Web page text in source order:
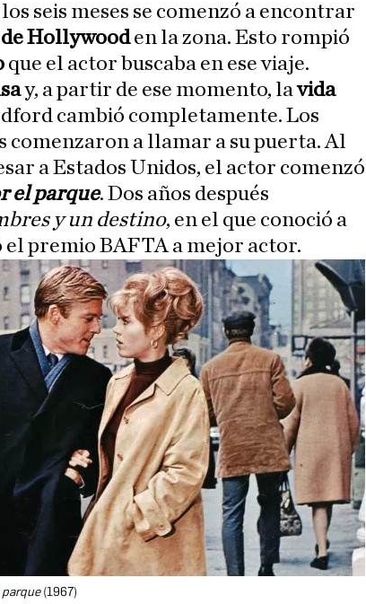
seis meses se comenzó a encontrar
Hollywooden la zona. Esto rompió
que el actor buscaba en ese viaje.
y, a partir de ese momento, lavida
cambió completamente. Los
s comenzaron a llamar a su puerta. Al
a Estados Unidos, el actor comenzó
el parque. Dos años después
y un destino, en el que conoció a
el premio BAFTA a mejor actor.
parque(1967)